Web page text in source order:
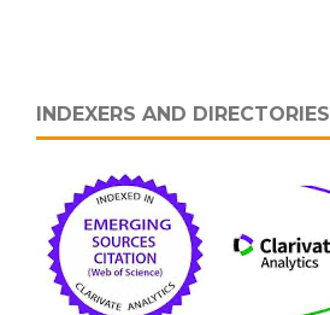
INDEXERS AND DIRECTORIES